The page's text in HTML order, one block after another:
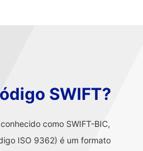
SWIFT?
como SWIFT-BIC,
ISO 9362) é um formato